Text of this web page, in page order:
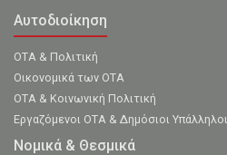
Αυτοδιοίκηση
ΟΤΑ & Πολιτική
Οικονομικά των ΟΤΑ
ΟΤΑ & Κοινωνική Πολιτική
Εργαζόμενοι ΟΤΑ & Δημόσιοι Υπάλληλοι
Νομικά & Θεσμικά